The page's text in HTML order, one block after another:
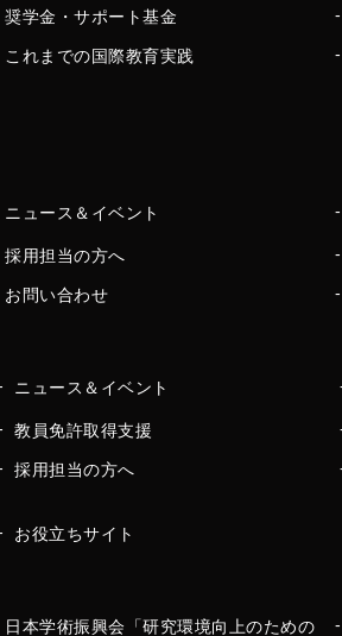
奨学金・サポート基金
これまでの国際教育実践
ニュース＆イベント
採用担当の方へ
お問い合わせ
ニュース＆イベント
教員免許取得支援
採用担当の方へ
お役立ちサイト
日本学術振興会「研究環境向上のための